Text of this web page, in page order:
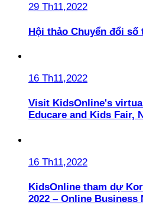
29 Th11,2022
Hội thảo Chuyển đổi
16 Th11,2022
Visit KidsOnline's
Educare and Kids Fair,
16 Th11,2022
KidsOnline tham dự
2022 – Online Business